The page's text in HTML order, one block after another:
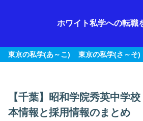
ホワイト私学への転職
東京の私学(あ～こ) 東京の私学(さ～そ)
【千葉】昭和学院秀英中学
本情報と採用情報のまとめ